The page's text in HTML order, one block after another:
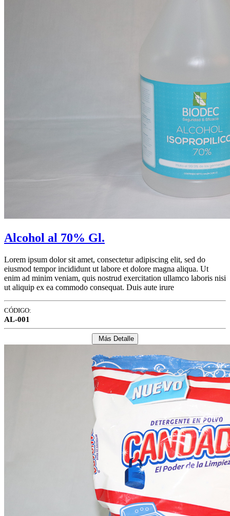
Alcohol al 70% Gl.
Lorem ipsum dolor sit amet, consectetur adipiscing elit, sed do
eiusmod tempor incididunt ut labore et dolore magna aliqua. Ut
enim ad minim veniam, quis nostrud exercitation ullamco laboris nisi
ut aliquip ex ea commodo consequat. Duis aute irure
CÓDIGO:
AL-001
Más Detalle